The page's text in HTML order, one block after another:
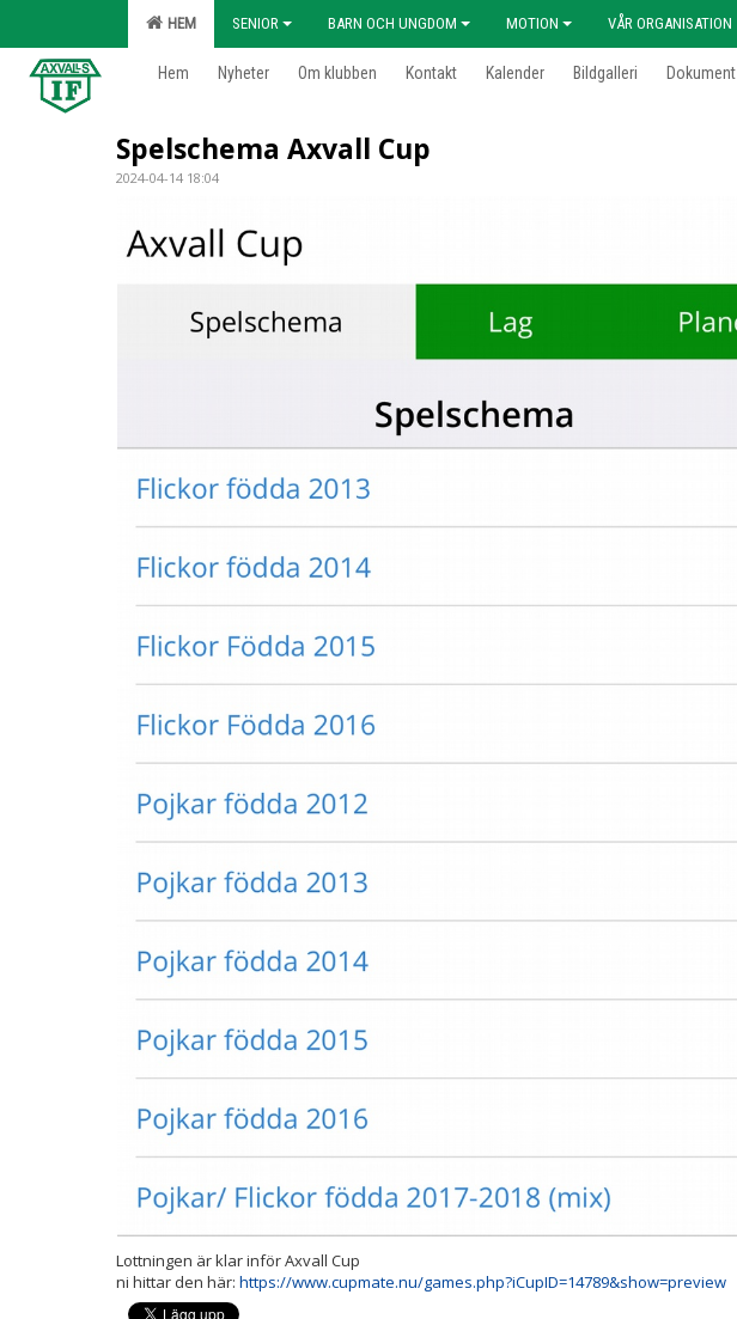
HEM SENIOR BARN OCH UNGDOM MOTION VÅR ORGANISATION
Hem Nyheter Om klubben Kontakt Kalender Bildgalleri Dokument
Spelschema Axvall Cup
2024-04-14 18:04
Lottningen är klar inför Axvall Cup
ni hittar den här: https://www.cupmate.nu/games.php?iCupID=14789&show=preview